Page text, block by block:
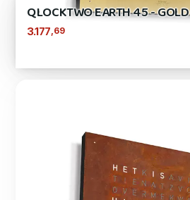
QLOCKTWO EARTH 45 - GOLD
3.177 ,69